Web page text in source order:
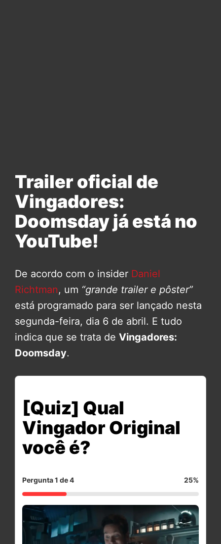
Trailer oficial de
Vingadores:
Doomsday já está no
YouTube!
De acordo com o insider Daniel
Richtman, um “grande trailer e pôster”
está programado para ser lançado nesta
segunda-feira, dia 6 de abril. E tudo
indica que se trata de Vingadores:
Doomsday.
[Quiz] Qual
Vingador Original
você é?
Pergunta 1 de 4 25%